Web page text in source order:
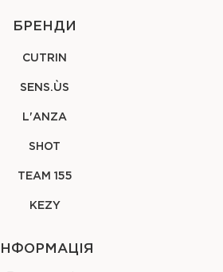
БРЕНДИ
CUTRIN
SENS.ÙS
L'ANZA
SHOT
TEAM 155
KEZY
ІНФОРМАЦІЯ